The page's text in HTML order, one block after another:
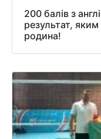
200 балів з
результат,
родина!